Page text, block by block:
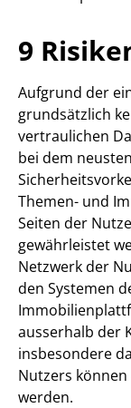
9
Aufgrund der
grundsätzlich
vertraulichen
bei dem
Themen- und
Seiten der
gewährleistet
Netzwerk der
den Systemen
ausserhalb der
insbesondere
Nutzers können
werden.